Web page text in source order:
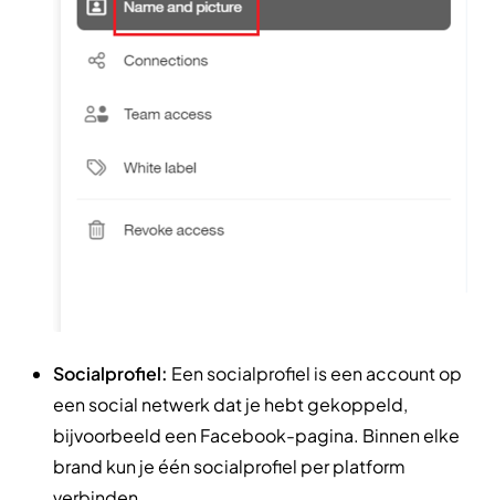
Socialprofiel: Een socialprofiel is een account op
een social netwerk dat je hebt gekoppeld,
bijvoorbeeld een Facebook-pagina. Binnen elke
brand kun je één socialprofiel per platform